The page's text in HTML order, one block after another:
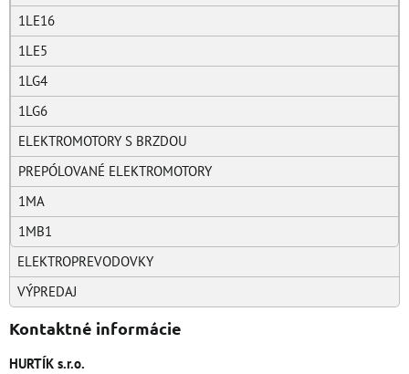
1LE16
1LE5
1LG4
1LG6
ELEKTROMOTORY S BRZDOU
PREPÓLOVANÉ ELEKTROMOTORY
1MA
1MB1
ELEKTROPREVODOVKY
VÝPREDAJ
Kontaktné informácie
HURTÍK s.r.o.